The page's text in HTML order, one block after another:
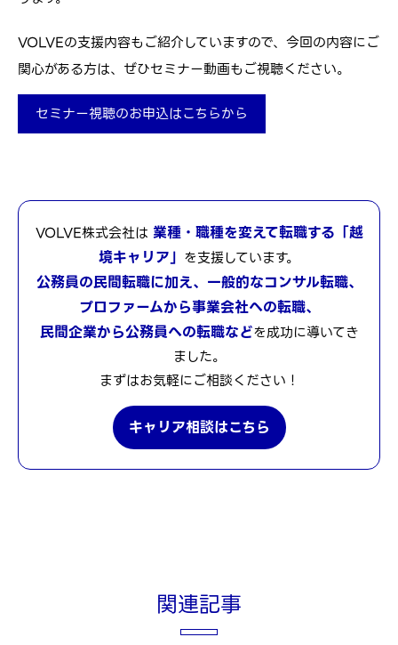
VOLVEの支援内容もご紹介していますので、今回の内容にご
関心がある方は、ぜひセミナー動画もご視聴ください。
セミナー視聴のお申込はこちらから
VOLVE株式会社は 業種・職種を変えて転職する「越
境キャリア」 を支援しています。
公務員の民間転職に加え、一般的なコンサル転職、
プロファームから事業会社への転職、
民間企業から公務員への転職などを成功に導いてき
ました。
まずはお気軽にご相談ください！
キャリア相談はこちら
関連記事